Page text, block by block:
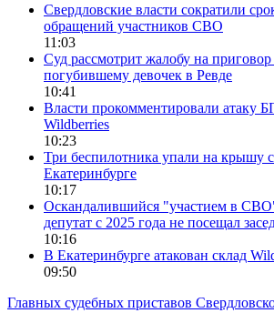
Свердловские власти сократили
обращений участников СВО
11:03
Суд рассмотрит жалобу на приговор
погубившему девочек в Ревде
10:41
Власти прокомментировали атаку
Wildberries
10:23
Три беспилотника упали на крышу
Екатеринбурге
10:17
Оскандалившийся "участием в
депутат с 2025 года не посещал
10:16
В Екатеринбурге атакован склад
09:50
Главных судебных приставов